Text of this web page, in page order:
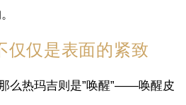
仅仅是表面的紧致
么热玛吉则是”唤醒”——唤醒皮